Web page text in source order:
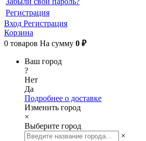
Регистрация
Вход Регистрация
Корзина
0 товаров На сумму 0 ₽
Ваш город
?
Нет
Да
Подробнее о доставке
Изменить город
×
Выберите город
×